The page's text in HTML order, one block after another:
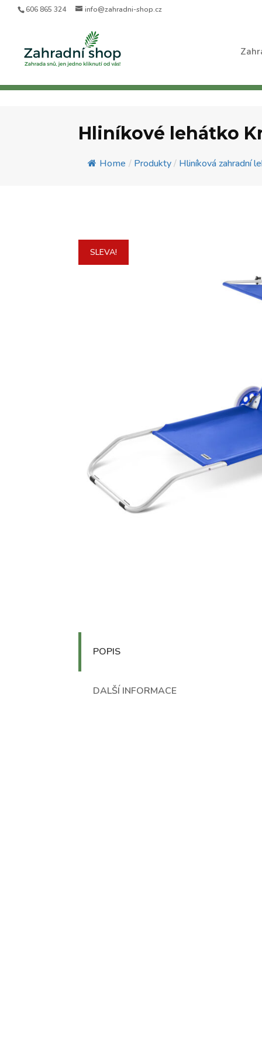
606 865 324 info@zahradni-shop.cz
Hliníkové lehátko
Home / Produkty / Hliníková zahradní
SLEVA!
POPIS
DALŠÍ INFORMACE